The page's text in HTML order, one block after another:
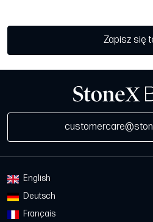
Zapisz się
English
Deutsch
Français